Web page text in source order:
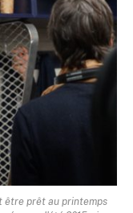
être prêt au printemps